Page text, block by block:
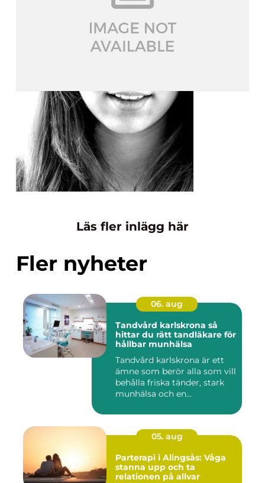
Läs fler inlägg här
Fler nyheter
06. aug
Tandvård karlskrona så
hittar du rätt tandläkare för
hållbar munhälsa
Tandvård karlskrona är ett
ämne som berör alla som vill
behålla friska tänder, stark
munhälsa och en...
05. aug
Parterapi i Alingsås: Våga
stanna upp och ta
relationen på allvar